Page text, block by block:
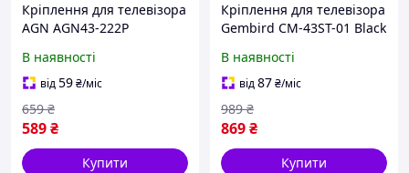
Кріплення для телевізора
AGN AGN43-222P
В наявності
від59₴/міс
589₴
659 ₴
Купити
Кріплення для телевізора
Gembird CM-43ST-01 Black
В наявності
від87₴/міс
869₴
989 ₴
Купити